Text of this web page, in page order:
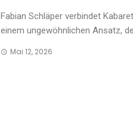
Fabian Schläper verbindet
einem ungewöhnlichen Ansatz,
Mai 12, 2026